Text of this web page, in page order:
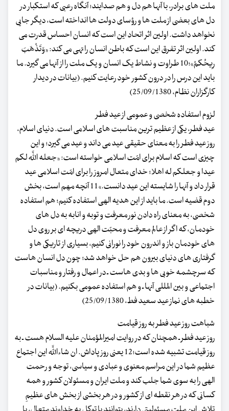
ملت های برادر، با آنها هم دل و هم صدایند؛ آنگاه رعبی که استکبار در
دل های بعضی از ملت ها و رؤسای دولت ها انداخته است، دیگر جایی
نخواهد داشت. اولین اثر اتحاد این است که انسان احساس قدرت می
کند. اولین اثر تفرق این است که باطن انسان را تهی می کند: «وَتَذْهَبَ
رِیحُکمْ»؛10 طراوت و نشاط یک انسان و یک ملت را از آنها می گیرد. ما
باید این درس را در درون کشور خود رعایت کنیم. (بیانات در دیدار
کارگزاران نظام، 25/09/1380)
لزوم استفاده شخصی و عمومی از عید فطر
عید فطر، یکی از عظیم ترین مناسبت های اسلامی است. دنیای اسلام،
روز عید فطر را به معنای حقیقی عید می داند و عید می گیرد؛ و این
چیزی است که اسلام برای امّت اسلامی خواسته است: «جعله اللَّه لکم
عیدا و جعلکم له اهلا؛ خدای متعال امروز را برای امّت اسلامی عید
قرار داد و آنها را شایسته این عید دانست.»11 آنچه مهم است، بخش
دوم قضیه است. ما باید از این هدیه الهی استفاده کنیم؛ هم استفاده
شخصی، به معنای راه دادن نور معرفت و توبه و انابه به دل های
خودمان، که اگر از عالم معرفت و محبّت الهی دریچه ای بر روی دل
های خودمان باز و اندرون خود را نورانی کنیم، بسیاری از تاریکی ها و
گرفتاری های دنیای بیرون هم حل خواهد شد؛ چون دل انسان هاست
که سرچشمه خوبی ها و بدی هاست ـ در اعمال و رفتار و مناسبات
اجتماعی و بین المللی آنها ـ و هم استفاده عمومی بکنیم. (بیانات در
خطبه های نماز عید سعید فط، 25/09/1380)
شباهت روز عید فطر به روز قیامت
روز عید فطر ـ همچنان که در روایت امیرالمؤمنان علیه السلام هست ـ به
روز قیامت تشبیه شده است؛12 یعنی روز پاداش. ان شاءاللَّه این اجتماع
عظیم شما در این مراسم معنوی و عبادی و سیاسی، توجه و رحمت
الهی را به سوی شما جلب کند و ملت ایران و مسئولان کشور و همه
کسانی که در هر نقطه ای از کشور و در هر بخشی از بخش های عظیمِ